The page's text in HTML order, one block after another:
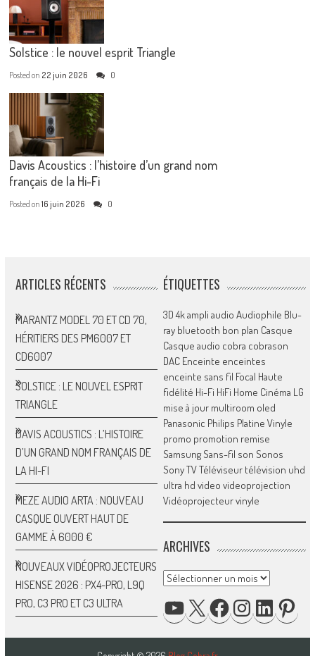
Solstice : le nouvel esprit Triangle
Posted on 22 juin 2026 0
Davis Acoustics : l’histoire d’un grand nom
français de la Hi-Fi
Posted on16 juin 2026 0
ARTICLES RÉCENTS
MARANTZ MODEL 70 ET CD 70,
HÉRITIERS DES PM6007 ET
CD6007
SOLSTICE : LE NOUVEL ESPRIT
TRIANGLE
DAVIS ACOUSTICS : L’HISTOIRE
D’UN GRAND NOM FRANÇAIS DE
LA HI-FI
MEZE AUDIO ARTA : NOUVEAU
CASQUE OUVERT HAUT DE
GAMME À 6000 €
NOUVEAUX VIDÉOPROJECTEURS
HISENSE 2026 : PX4-PRO, L9Q
PRO, C3 PRO ET C3 ULTRA
ÉTIQUETTES
3D 4kampli audio Audiophile Blu-
ray bluetooth bon plan Casque
Casque audio cobra cobrason
DAC Enceinte enceintes
enceinte sans fil Focal Haute
fidélité Hi-Fi HiFi Home Cinéma LG
mise à jour multiroom oled
Panasonic Philips Platine Vinyle
promo promotion remise
SamsungSans-fil son Sonos
SonyTVTéléviseur télévision uhd
ultra hd video videoprojection
Vidéoprojecteurvinyle
ARCHIVES
Archives
YOUTUBE INSTAGRAMLINKEDIN